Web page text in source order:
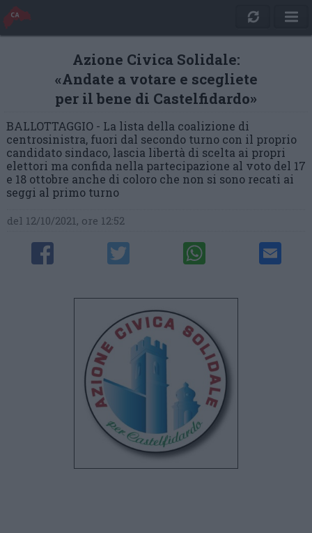
Azione Civica Solidale:
«Andate a votare e scegliete
per il bene di Castelfidardo»
BALLOTTAGGIO - La lista della coalizione di
centrosinistra, fuori dal secondo turno con il proprio
candidato sindaco, lascia libertà di scelta ai propri
elettori ma confida nella partecipazione al voto del 17
e 18 ottobre anche di coloro che non si sono recati ai
seggi al primo turno
del 12/10/2021, ore 12:52